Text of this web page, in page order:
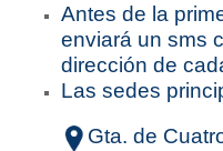
Antes de la
enviará un sms
dirección de
Las sedes
Gta. de